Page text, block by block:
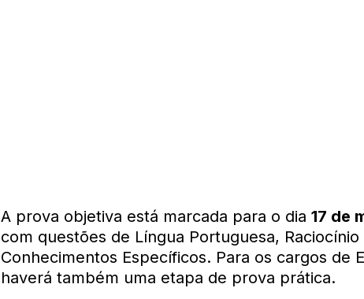
A prova objetiva está marcada para o dia 17 de
com questões de Língua Portuguesa,
Conhecimentos Específicos. Para os cargos de
haverá também uma etapa de prova prática.